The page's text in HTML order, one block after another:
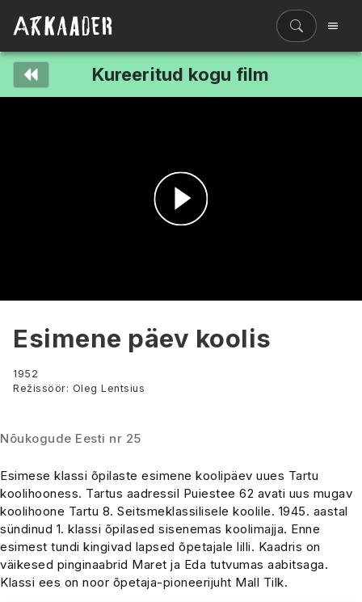
Kureeritud kogu film
Esita
Esimene päev koolis
1952
Režissöör: Oleg Lentsius
Nõukogude Eesti nr 25
Esimese klassi õpilaste esimene koolipäev uues Tartu
koolihooness. Tartus aadressil Puiestee 62 avati uus mugav
koolihoone Tartu 8. Seitsmeklassilisele koolile. 1945. aastal
sündinud 1. klassi õpilased sisenemas koolimajja. Enne
esimest tundi kingivad lapsed õpetajale lilli. Kaadris on
väikesed pinginaabrid Maret ja Eda tutvumas aabitsaga.
Klassi ees on noor õpetaja-pioneerijuht Mall Tilk.
Filmiriiul
Kureeritud kogud
Hinnad
ENG